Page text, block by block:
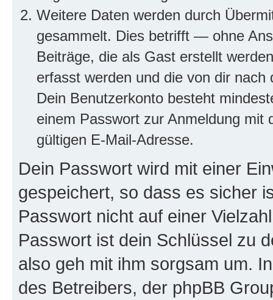
Weitere Daten werden durch
gesammelt. Dies betrifft — ohne
Beiträge, die als Gast erstellt
erfasst werden und die von dir
Dein Benutzerkonto besteht
einem Passwort zur Anmeldung mit
gültigen E-Mail-Adresse.
Dein Passwort wird mit einer
gespeichert, so dass es sicher
Passwort nicht auf einer
Passwort ist dein Schlüssel zu
also geh mit ihm sorgsam um.
des Betreibers, der phpBB